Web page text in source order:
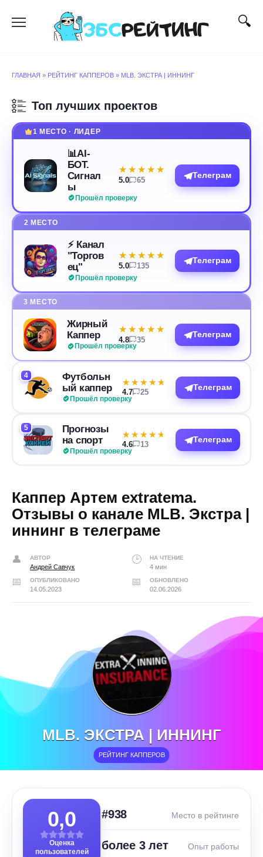
содержанию
ГЛАВНАЯ » РЕЙТИНГ КАППЕРОВ » MLB. ЭКСТРА | ИННИНГ
Топ лучших проектов
1 МЕСТО · ЛИДЕР
📊AI-
БОТ.
Сигнал
ы
Прошёл проверку
★★★★★
★★★★★
5.0 65
Телеграм
2 МЕСТО
⚡️ Канал
"Торгов
ец"
Прошёл проверку
★★★★★
★★★★★
5.0 135
Телеграм
3 МЕСТО
Жирный
Каппер
Прошёл проверку
★★★★★
★★★★★
4.8 35
Телеграм
4
Футбольн
ый каппер
Прошёл проверку
★★★★★
★★★★★
4.7 25
Телеграм
5
Прогнозы
на спорт
Прошёл проверку
★★★★★
★★★★★
4.6 13
Телеграм
Каппер Артем extratema.
Отзывы о канале MLB. Экстра |
иннинг в телеграме
АВТОР
Андрей Савчук
НА ЧТЕНИЕ
4 мин
ОПУБЛИКОВАНО
14.05.2023
ОБНОВЛЕНО
02.06.2026
MLB. ЭКСТРА | ИННИНГ
РЕЙТИНГ КАППЕРОВ
0,0
Оценка
пользователей
#938 Место в рейтинге
более 3 лет Опыт работы